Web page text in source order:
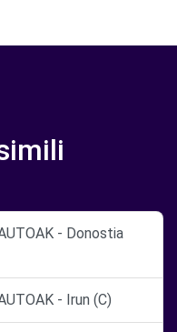
- Donostia
- Irun (C)